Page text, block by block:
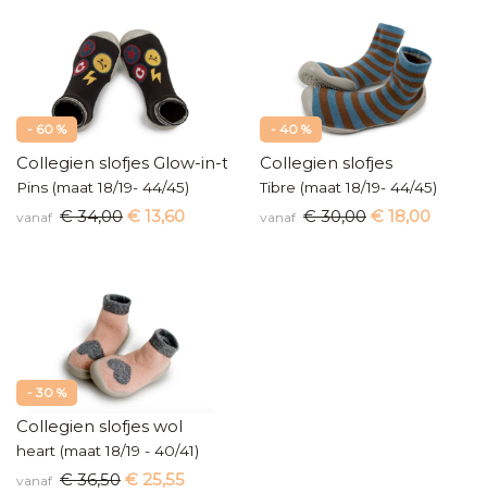
- 60 %
Collegien slofjes Glow-in-the-dark
Pins (maat 18/19- 44/45)
vanaf € 34,00 € 13,60
- 40 %
Collegien slofjes
Tibre (maat 18/19- 44/45)
vanaf € 30,00 € 18,00
- 30 %
Collegien slofjes wol
heart (maat 18/19 - 40/41)
vanaf € 36,50 € 25,55